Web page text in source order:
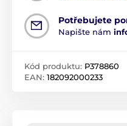
Potřebujete
Napište nám
Kód produktu: P378860
EAN: 182092000233